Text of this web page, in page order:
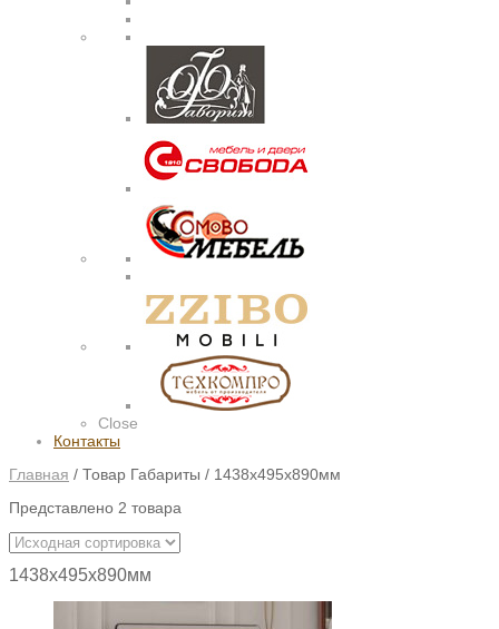
Close
Контакты
Главная / Товар Габариты / 1438х495х890мм
Представлено 2 товара
1438х495х890мм